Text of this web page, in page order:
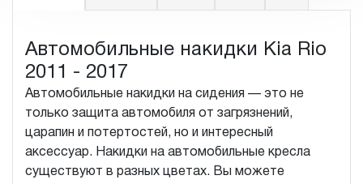
Автомобильные накидки Kia Rio
2011 - 2017
Автомобильные накидки на сидения — это не
только защита автомобиля от загрязнений,
царапин и потертостей, но и интересный
аксессуар. Накидки на автомобильные кресла
существуют в разных цветах. Вы можете